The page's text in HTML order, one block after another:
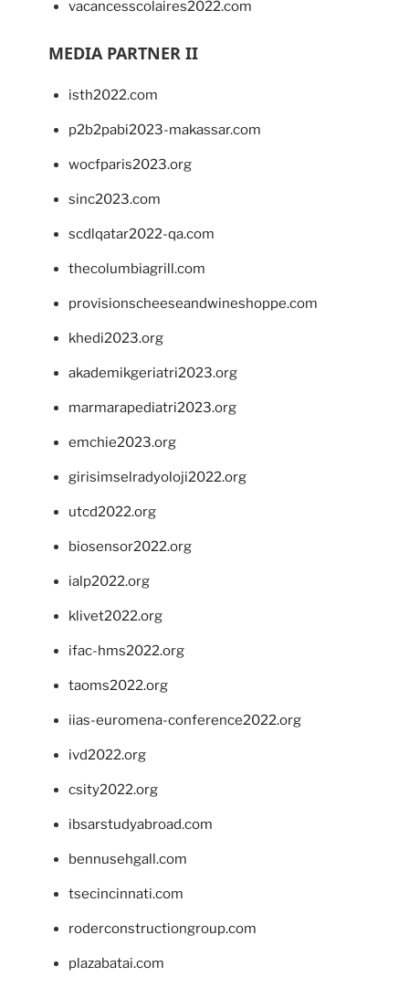
vacancesscolaires2022.com
MEDIA PARTNER II
isth2022.com
p2b2pabi2023-makassar.com
wocfparis2023.org
sinc2023.com
scdlqatar2022-qa.com
thecolumbiagrill.com
provisionscheeseandwineshoppe.com
khedi2023.org
akademikgeriatri2023.org
marmarapediatri2023.org
emchie2023.org
girisimselradyoloji2022.org
utcd2022.org
biosensor2022.org
ialp2022.org
klivet2022.org
ifac-hms2022.org
taoms2022.org
iias-euromena-conference2022.org
ivd2022.org
csity2022.org
ibsarstudyabroad.com
bennusehgall.com
tsecincinnati.com
roderconstructiongroup.com
plazabatai.com